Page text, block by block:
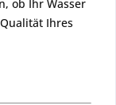
ob Ihr Wasser
Ihres